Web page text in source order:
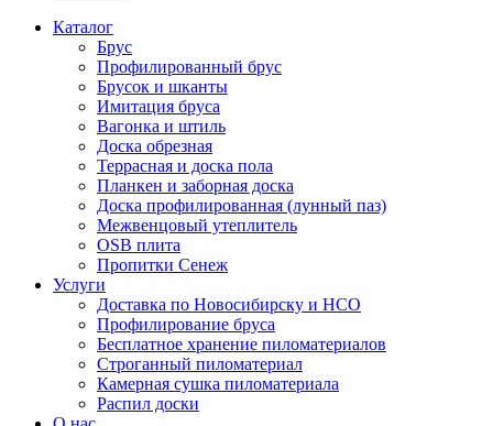
Каталог
Брус
Профилированный брус
Брусок и шканты
Имитация бруса
Вагонка и штиль
Доска обрезная
Террасная и доска пола
Планкен и заборная доска
Доска профилированная (лунный паз)
Межвенцовый утеплитель
OSB плита
Пропитки Сенеж
Услуги
Доставка по Новосибирску и НСО
Профилирование бруса
Бесплатное хранение пиломатериалов
Строганный пиломатериал
Камерная сушка пиломатериала
Распил доски